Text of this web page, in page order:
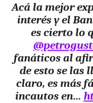
Acá la mejor
interés y el
es cierto lo
fanáticos al
de esto se las
claro, es más
incautos en…